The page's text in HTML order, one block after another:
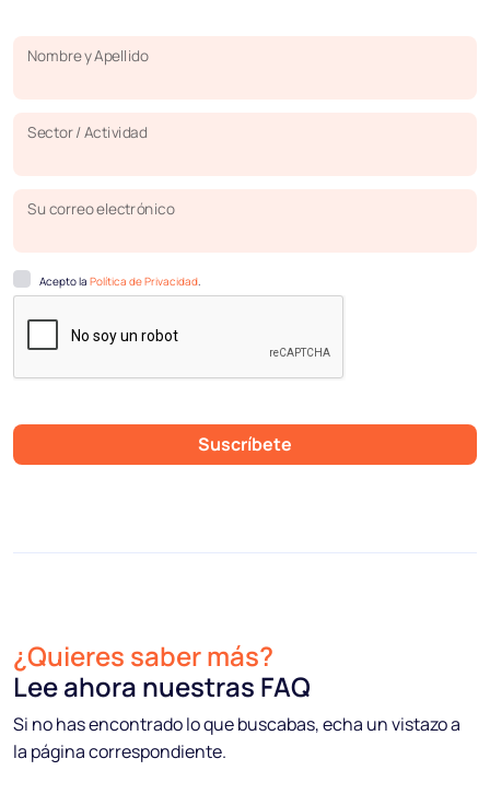
Nombre y Apellido
Sector / Actividad
Su correo electrónico
Acepto la Política de Privacidad.
Suscríbete
¿Quieres saber más?
Lee ahora nuestras FAQ
Si no has encontrado lo que buscabas, echa un vistazo a
la página correspondiente.